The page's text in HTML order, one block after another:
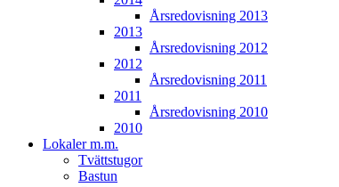
Årsredovisning 2013
2013
Årsredovisning 2012
2012
Årsredovisning 2011
2011
Årsredovisning 2010
2010
Lokaler m.m.
Tvättstugor
Bastun